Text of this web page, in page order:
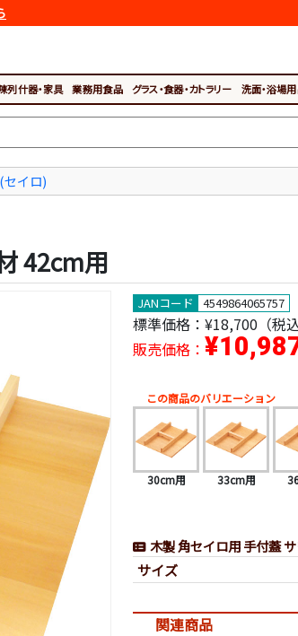
列什器・家具 業務用食品 グラス・食器・カトラリー 洗面・浴場
セイロ)
42cm用
JANコード 4549864065757
標準価格： ¥18,700（税込
販売価格：
この商品のバリエーション
30cm用 33cm用
木製 角セイロ用 手付蓋
サイズ
関連商品